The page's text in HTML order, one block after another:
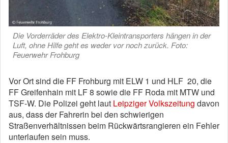
Die Vorderräder des Elektro-Kleintransporters hängen in der
Luft, ohne Hilfe geht es weder vor noch zurück. Foto:
Feuerwehr Frohburg
Vor Ort sind die FF Frohburg mit ELW 1 und HLF 20, die
FF Greifenhain mit LF 8 sowie die FF Roda mit MTW und
TSF-W. Die Polizei geht laut Leipziger Volkszeitung davon
aus, dass der Fahrerin bei den schwierigen
Straßenverhältnissen beim Rückwärtsrangieren ein Fehler
unterlaufen sein muss.